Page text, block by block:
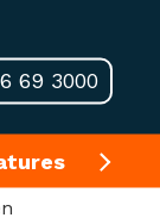
69 3000